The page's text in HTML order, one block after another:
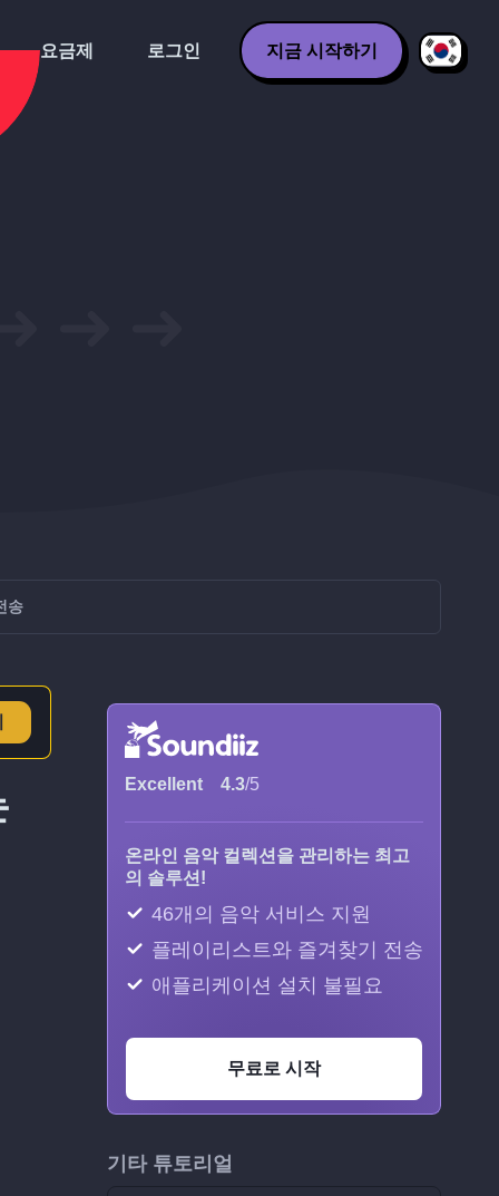
요금제 로그인 지금 시작하기
송
Excellent 4.3/5
온라인 음악 컬렉션을 관리하는 최고
의 솔루션!
46개의 음악 서비스 지원
플레이리스트와 즐겨찾기 전송
애플리케이션 설치 불필요
무료로 시작
기타 튜토리얼